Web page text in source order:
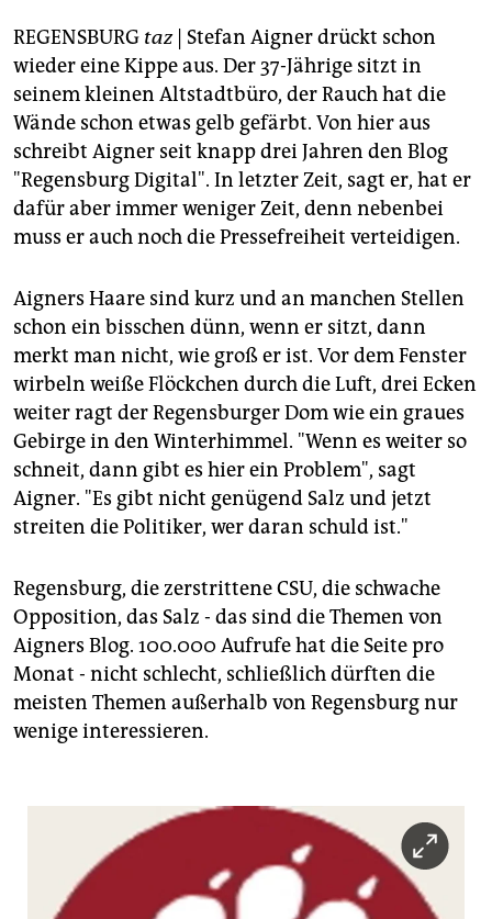
abo
genossenschaft
epaper login
REGENSBURG taz| Stefan Aigner drückt schon
wieder eine Kippe aus. Der 37-Jährige sitzt in
seinem kleinen Altstadtbüro, der Rauch hat die
Wände schon etwas gelb gefärbt. Von hier aus
schreibt Aigner seit knapp drei Jahren den Blog
"Regensburg Digital". In letzter Zeit, sagt er, hat er
dafür aber immer weniger Zeit, denn nebenbei
muss er auch noch die Pressefreiheit verteidigen.
Aigners Haare sind kurz und an manchen Stellen
schon ein bisschen dünn, wenn er sitzt, dann
merkt man nicht, wie groß er ist. Vor dem Fenster
wirbeln weiße Flöckchen durch die Luft, drei Ecken
weiter ragt der Regensburger Dom wie ein graues
Gebirge in den Winterhimmel. "Wenn es weiter so
schneit, dann gibt es hier ein Problem", sagt
Aigner. "Es gibt nicht genügend Salz und jetzt
streiten die Politiker, wer daran schuld ist."
Regensburg, die zerstrittene CSU, die schwache
Opposition, das Salz - das sind die Themen von
Aigners Blog. 100.000 Aufrufe hat die Seite pro
Monat - nicht schlecht, schließlich dürften die
meisten Themen außerhalb von Regensburg nur
wenige interessieren.